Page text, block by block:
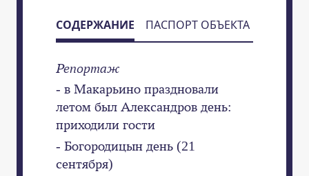
СОДЕРЖАНИЕ ПАСПОРТ ОБЪЕКТА
Репортаж
- в Макарьино праздновали
летом был Александров день:
приходили гости
- Богородицын день (21
сентября)